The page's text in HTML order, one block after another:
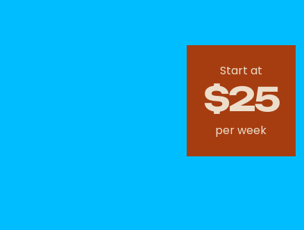
Start at
$25
per week